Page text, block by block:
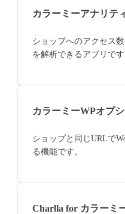
カラーミーアナリテ
ショップへのアクセス
を解析できるアプリです
カラーミーWPオプ
ショップと同じURLで
る機能です。
Charlla for カラーミ